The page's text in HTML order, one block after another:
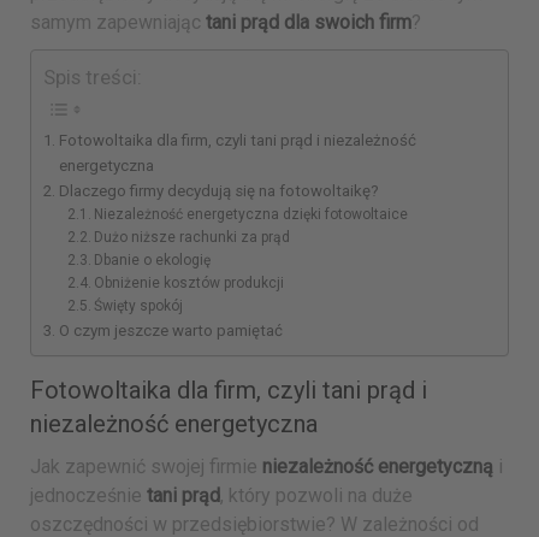
samym zapewniając tani prąd dla swoich firm?
Spis treści:
Fotowoltaika dla firm, czyli tani prąd i niezależność
energetyczna
Dlaczego firmy decydują się na fotowoltaikę?
Niezależność energetyczna dzięki fotowoltaice
Dużo niższe rachunki za prąd
Dbanie o ekologię
Obniżenie kosztów produkcji
Święty spokój
O czym jeszcze warto pamiętać
Fotowoltaika dla firm, czyli tani prąd i
niezależność energetyczna
Jak zapewnić swojej firmie niezależność energetyczną i
jednocześnie tani prąd, który pozwoli na duże
oszczędności w przedsiębiorstwie? W zależności od